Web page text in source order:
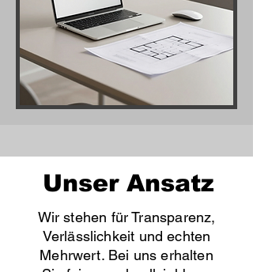
Unser Ansatz
Wir stehen für Transparenz,
Verlässlichkeit und echten
Mehrwert. Bei uns erhalten